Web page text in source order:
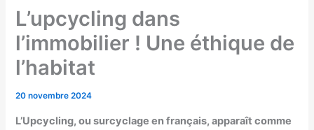
L’upcycling dans
l’immobilier ! Une éthique de
l’habitat
20 novembre 2024
L’Upcycling, ou surcyclage en français, apparaît comme